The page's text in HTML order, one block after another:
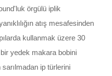
örgülü iplik
atış mesafesinden
kullanmak üzere 30
yedek makara bobini
ip türlerini